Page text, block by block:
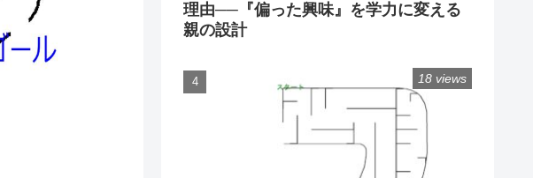
理由──『偏った興味』を学力に変える
親の設計
18 views